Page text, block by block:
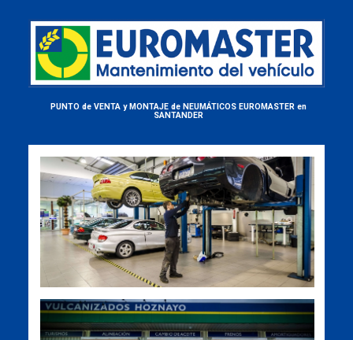
PUNTO de VENTA y MONTAJE de NEUMÁTICOS EUROMASTER en
SANTANDER